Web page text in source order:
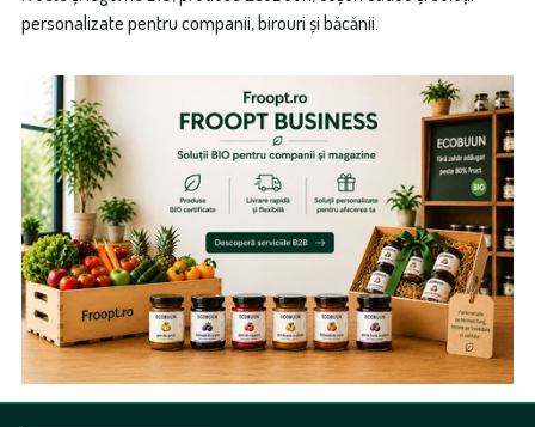
personalizate pentru companii, birouri și băcănii.